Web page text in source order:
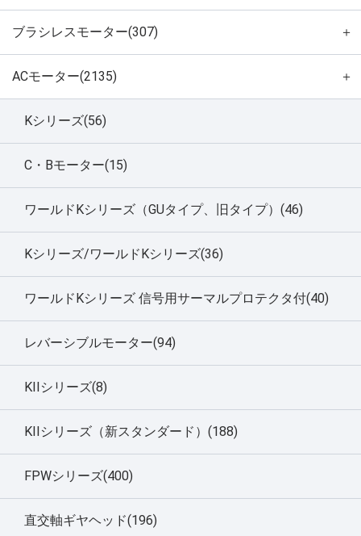
ブラシレスモーター(307) ＋
ACモーター(2135) ＋
Kシリーズ(56)
C・Bモーター(15)
ワールドKシリーズ（GUタイプ、旧タイプ）(46)
Kシリーズ/ワールドKシリーズ(36)
ワールドKシリーズ 信号用サーマルプロテクタ付(40)
レバーシブルモーター(94)
KIIシリーズ(8)
KIIシリーズ（新スタンダード）(188)
FPWシリーズ(400)
直交軸ギヤヘッド(196)